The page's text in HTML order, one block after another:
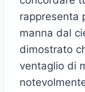
rappresenta
manna dal
dimostrato
ventaglio di